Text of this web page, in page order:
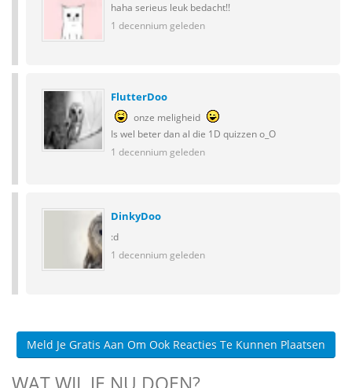
haha serieus leuk bedacht!!
1 decennium geleden
FlutterDoo
onze meligheid
Is wel beter dan al die 1D quizzen o_O
1 decennium geleden
DinkyDoo
:d
1 decennium geleden
Meld Je Gratis Aan Om Ook Reacties Te Kunnen Plaatsen